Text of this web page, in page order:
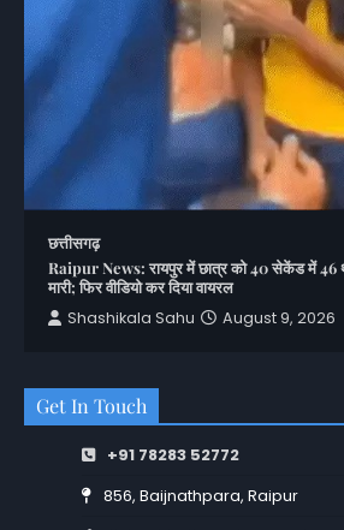
छत्तीसगढ़
Raipur News: रायपुर में छात्र को 40 सेकेंड में 46
मारी; फिर वीडियो कर दिया वायरल
Shashikala Sahu
August 9, 2026
Get In Touch
+91 78283 52772
856, Baijnathpara, Raipur